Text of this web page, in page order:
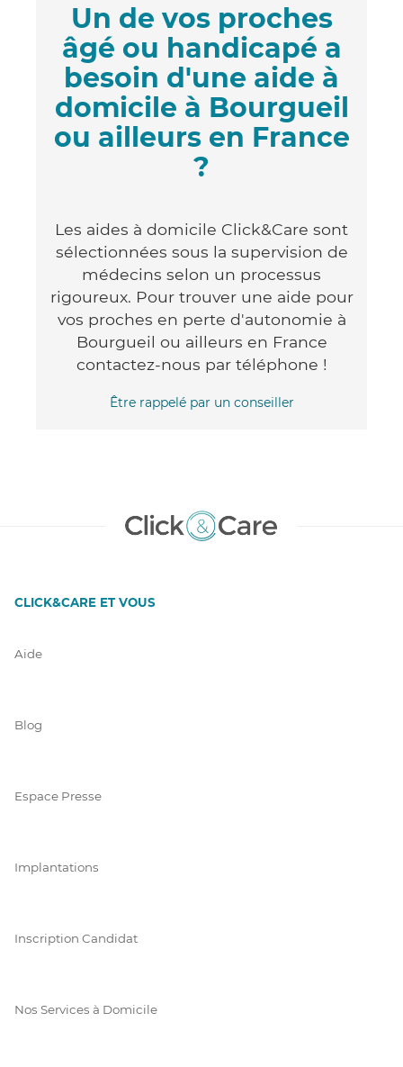
Un de vos proches
âgé ou handicapé a
besoin d'une aide à
domicile à Bourgueil
ou ailleurs en France
?
Les aides à domicile Click&Care sont
sélectionnées sous la supervision de
médecins selon un processus
rigoureux. Pour trouver une aide pour
vos proches en perte d'autonomie à
Bourgueil ou ailleurs en France
contactez-nous par téléphone !
Être rappelé par un conseiller
CLICK&CARE ET VOUS
Aide
Blog
Espace Presse
Implantations
Inscription Candidat
Nos Services à Domicile